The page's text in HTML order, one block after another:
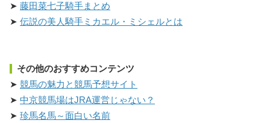
藤田菜七子騎手まとめ
伝説の美人騎手ミカエル・ミシェルとは
その他のおすすめコンテンツ
競馬の魅力と競馬予想サイト
中京競馬場はJRA運営じゃない？
珍馬名馬～面白い名前